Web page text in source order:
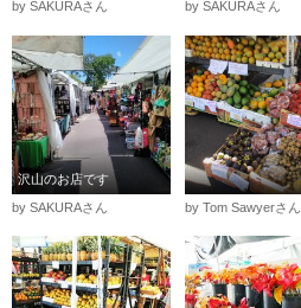
by SAKURAさん
by SAKURAさん
沢山のお店です
by SAKURAさん
by Tom Sawyerさん